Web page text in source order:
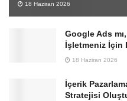
18 Haziran 2026
Google Ads
İşletmeniz İçin
18 Haziran 2026
İçerik
Stratejisi